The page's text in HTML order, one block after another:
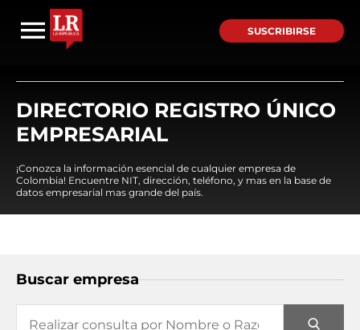
SUSCRIBIRSE
DIRECTORIO REGISTRO ÚNICO
EMPRESARIAL
¡Conozca la información esencial de cualquier empresa de
Colombia! Encuentre NIT, dirección, teléfono, y mas en la base de
datos empresarial mas grande del país.
Buscar empresa